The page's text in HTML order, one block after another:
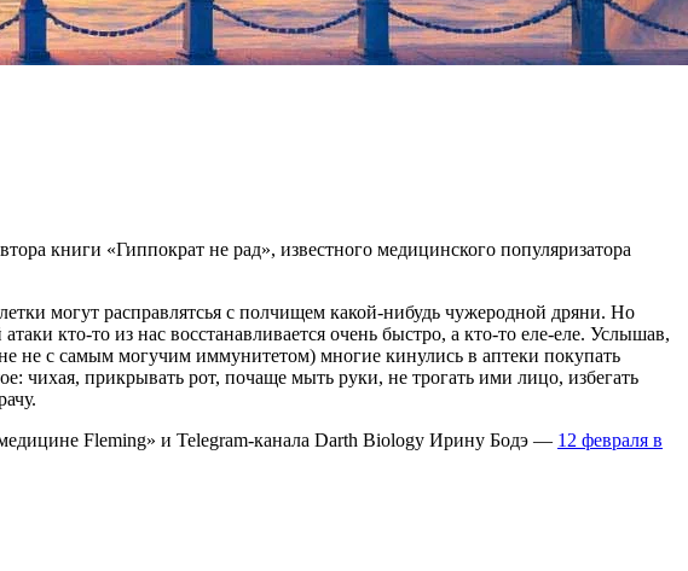
книги «Гиппократ не рад», известного медицинского популяризатора
могут расправлятсья с полчищем какой-нибудь чужеродной дряни. Но
кто-то из нас восстанавливается очень быстро, а кто-то еле-еле. Услышав,
не с самым могучим иммунитетом) многие кинулись в аптеки покупать
чихая, прикрывать рот, почаще мыть руки, не трогать ими лицо, избегать
Fleming» и Telegram-канала Darth Biology Ирину Бодэ — 12 февраля в